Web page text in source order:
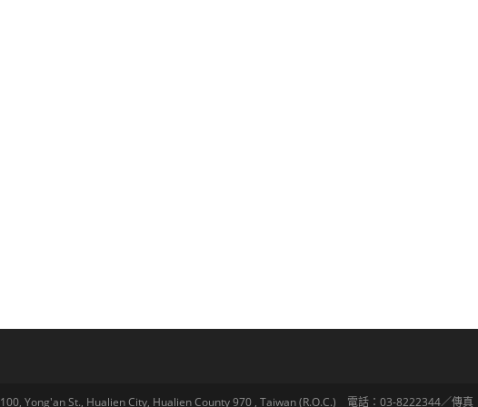
Yong'an St., Hualien City, Hualien County 970 , Taiwan (R.O.C.) 電話：03-8222344／傳